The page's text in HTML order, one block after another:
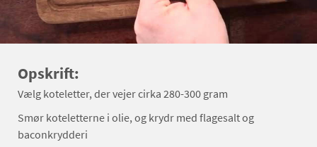
Opskrift:
Vælg koteletter, der vejer cirka 280-300 gram
Smør koteletterne i olie, og krydr med flagesalt og
baconkrydderi